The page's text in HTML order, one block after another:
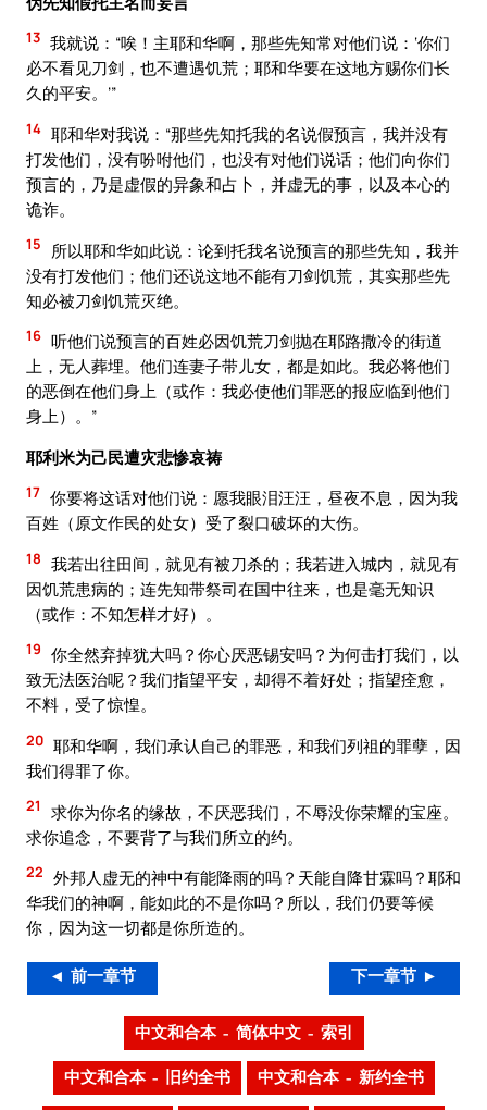
13 我就说：“唉！主耶和华啊，那些先知常对他们说：‘你们
必不看见刀剑，也不遭遇饥荒；耶和华要在这地方赐你们长
久的平安。’”
14 耶和华对我说：“那些先知托我的名说假预言，我并没有
打发他们，没有吩咐他们，也没有对他们说话；他们向你们
预言的，乃是虚假的异象和占卜，并虚无的事，以及本心的
诡诈。
15
所以耶和华如此说：论到托我名说预言的那些先知，我并
没有打发他们；他们还说这地不能有刀剑饥荒，其实那些先
知必被刀剑饥荒灭绝。
16 听他们说预言的百姓必因饥荒刀剑抛在耶路撒冷的街道
上，无人葬埋。他们连妻子带儿女，都是如此。我必将他们
的恶倒在他们身上（或作：我必使他们罪恶的报应临到他们
身上）。”
耶利米为己民遭灾悲惨哀祷
17 你要将这话对他们说：愿我眼泪汪汪，昼夜不息，因为我
百姓（原文作民的处女）受了裂口破坏的大伤。
18 我若出往田间，就见有被刀杀的；我若进入城内，就见有
因饥荒患病的；连先知带祭司在国中往来，也是毫无知识
（或作：不知怎样才好）。
19 你全然弃掉犹大吗？你心厌恶锡安吗？为何击打我们，以
致无法医治呢？我们指望平安，却得不着好处；指望痊愈，
不料，受了惊惶。
20 耶和华啊，我们承认自己的罪恶，和我们列祖的罪孽，因
我们得罪了你。
21
求你为你名的缘故，不厌恶我们，不辱没你荣耀的宝座。
求你追念，不要背了与我们所立的约。
22 外邦人虚无的神中有能降雨的吗？天能自降甘霖吗？耶和
华我们的神啊，能如此的不是你吗？所以，我们仍要等候
你，因为这一切都是你所造的。
◄ 前一章节 下一章节 ►
中文和合本 – 简体中文 – 索引
中文和合本 – 旧约全书 中文和合本 – 新约全书